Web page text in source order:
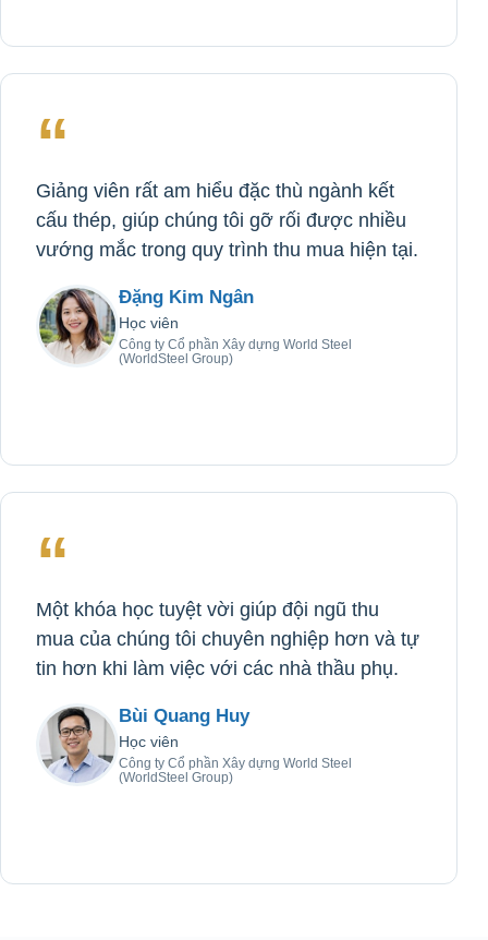
“
Giảng viên rất am hiểu đặc thù ngành kết
cấu thép, giúp chúng tôi gỡ rối được nhiều
vướng mắc trong quy trình thu mua hiện tại.
Đặng Kim Ngân
Học viên
Công ty Cổ phần Xây dựng World Steel
(WorldSteel Group)
“
Một khóa học tuyệt vời giúp đội ngũ thu
mua của chúng tôi chuyên nghiệp hơn và tự
tin hơn khi làm việc với các nhà thầu phụ.
Bùi Quang Huy
Học viên
Công ty Cổ phần Xây dựng World Steel
(WorldSteel Group)